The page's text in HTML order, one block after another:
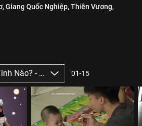
Giang Quốc Nghiệp,Thiên Vương,
Nào? - Mùa 2 01-15